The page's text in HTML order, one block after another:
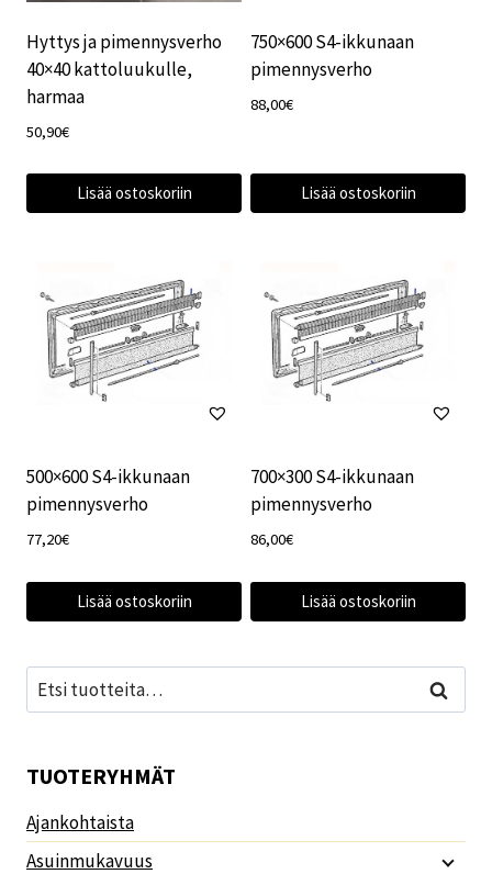
Hyttys ja pimennysverho
40×40 kattoluukulle,
harmaa
50,90€
Lisää ostoskoriin
750×600 S4-ikkunaan
pimennysverho
88,00€
Lisää ostoskoriin
500×600 S4-ikkunaan
pimennysverho
77,20€
Lisää ostoskoriin
700×300 S4-ikkunaan
pimennysverho
86,00€
Lisää ostoskoriin
Etsi: Haku
TUOTERYHMÄT
Ajankohtaista
Asuinmukavuus